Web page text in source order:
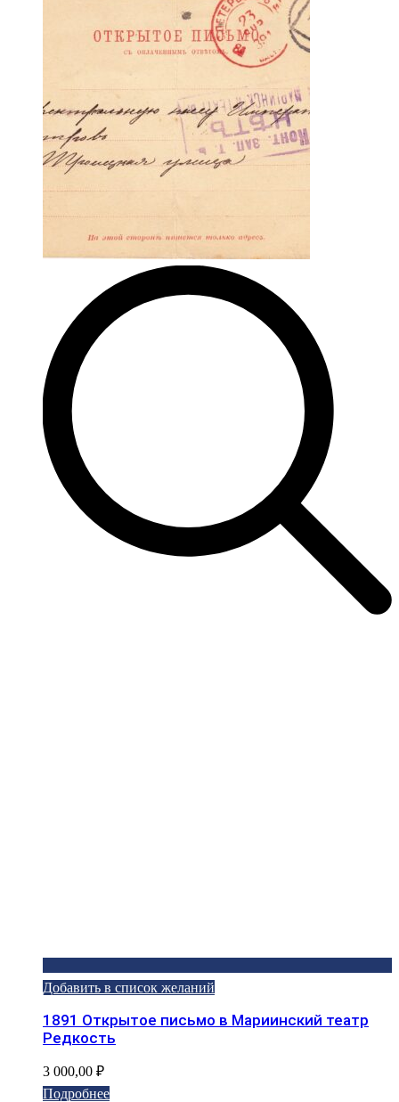
Добавить в список желаний
1891 Открытое письмо в Мариинский театр
Редкость
3 000,00 ₽
Подробнее